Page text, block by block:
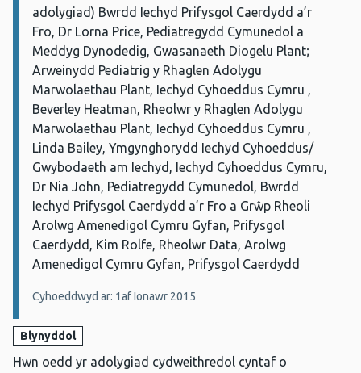
adolygiad) Bwrdd Iechyd Prifysgol Caerdydd a’r
Fro, Dr Lorna Price, Pediatregydd Cymunedol a
Meddyg Dynodedig, Gwasanaeth Diogelu Plant;
Arweinydd Pediatrig y Rhaglen Adolygu
Marwolaethau Plant, Iechyd Cyhoeddus Cymru ,
Beverley Heatman, Rheolwr y Rhaglen Adolygu
Marwolaethau Plant, Iechyd Cyhoeddus Cymru ,
Linda Bailey, Ymgynghorydd Iechyd Cyhoeddus/
Gwybodaeth am Iechyd, Iechyd Cyhoeddus Cymru,
Dr Nia John, Pediatregydd Cymunedol, Bwrdd
Iechyd Prifysgol Caerdydd a’r Fro a Grŵp Rheoli
Arolwg Amenedigol Cymru Gyfan, Prifysgol
Caerdydd, Kim Rolfe, Rheolwr Data, Arolwg
Amenedigol Cymru Gyfan, Prifysgol Caerdydd
Cyhoeddwyd ar: 1af Ionawr 2015
Blynyddol
Hwn oedd yr adolygiad cydweithredol cyntaf o